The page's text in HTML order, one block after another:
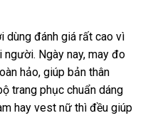
đánh giá rất cao vì
Ngày nay, may đo
hảo, giúp bản thân
trang phục chuẩn dáng
hay vest nữ thì đều giúp